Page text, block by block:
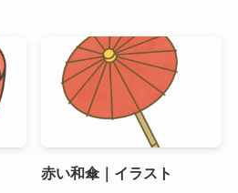
赤い和傘｜イラスト